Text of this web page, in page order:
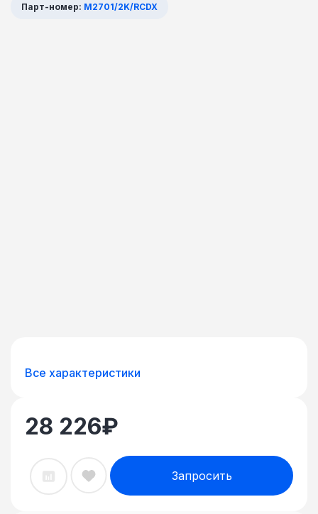
Парт-номер: M2701/2K/RCDX
Все характеристики
28 226₽
Запросить